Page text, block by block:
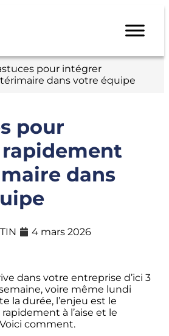
pour intégrer
dans votre équipe
pour
dans
4 mars 2026
dans votre entreprise d’ici 3
voire même lundi
la durée, l’enjeu est le
à l’aise et le
comment.